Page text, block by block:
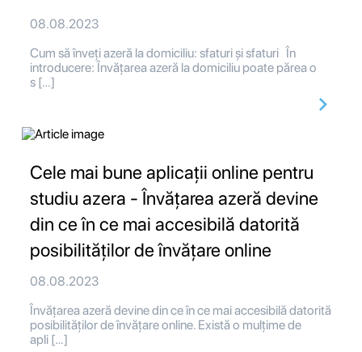
08.08.2023
Cum să înveți azeră la domiciliu: sfaturi și sfaturi În
introducere: Învățarea azeră la domiciliu poate părea o
s […]
Cele mai bune aplicații online pentru
studiu azera - Învățarea azeră devine
din ce în ce mai accesibilă datorită
posibilităților de învățare online
08.08.2023
Învățarea azeră devine din ce în ce mai accesibilă datorită
posibilităților de învățare online. Există o mulțime de
apli […]